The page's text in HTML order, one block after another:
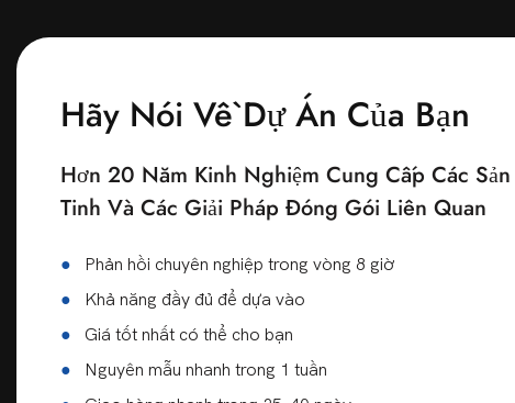
Hãy Nói Về Dự Án Của Bạn
Hơn 20 Năm Kinh Nghiệm Cung Cấp Các Sản
Tinh Và Các Giải Pháp Đóng Gói Liên Quan
●
Phản hồi chuyên nghiệp trong vòng 8 giờ
●
Khả năng đầy đủ để dựa vào
●
Giá tốt nhất có thể cho bạn
●
Nguyên mẫu nhanh trong 1 tuần